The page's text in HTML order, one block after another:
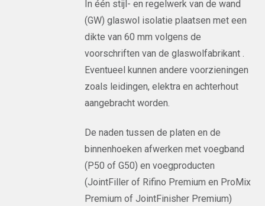
In één stijl- en regelwerk van de wand
(GW) glaswol isolatie plaatsen met een
dikte van 60 mm volgens de
voorschriften van de glaswolfabrikant .
Eventueel kunnen andere voorzieningen
zoals leidingen, elektra en achterhout
aangebracht worden.
De naden tussen de platen en de
binnenhoeken afwerken met voegband
(P50 of G50) en voegproducten
(JointFiller of Rifino Premium en ProMix
Premium of JointFinisher Premium)